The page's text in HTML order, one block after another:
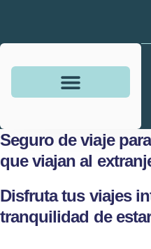
Seguro de viaje
que viajan al
Disfruta tus viajes
tranquilidad de